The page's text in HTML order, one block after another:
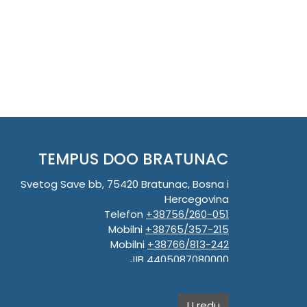
TEMPUS DOO BRATUNAC
Svetog Save bb, 75420 Bratunac, Bosna i
Hercegovina
Telefon +38756/260-051
Mobilni +38765/357-215
Mobilni +38766/813-242
JIB 4405087080000